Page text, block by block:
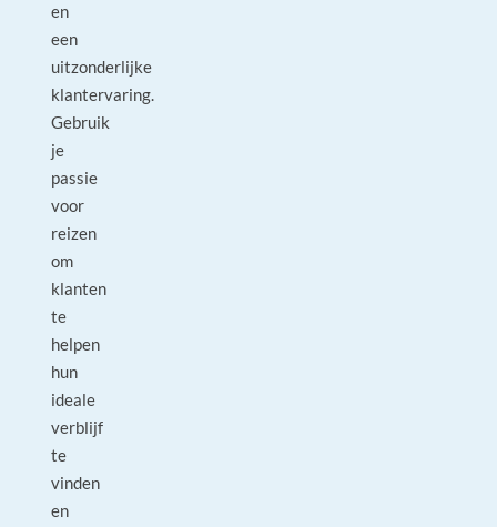
en
een
uitzonderlijke
klantervaring.
Gebruik
je
passie
voor
reizen
om
klanten
te
helpen
hun
ideale
verblijf
te
vinden
en